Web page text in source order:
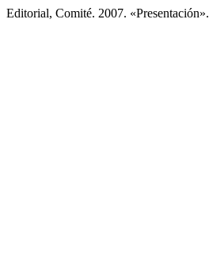
Editorial, Comité. 2007. «Presentación».